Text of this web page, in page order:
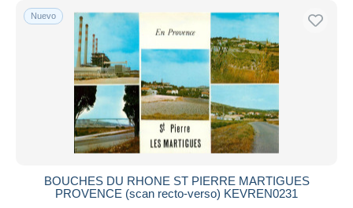
Nuevo
BOUCHES DU RHONE ST PIERRE MARTIGUES
PROVENCE (scan recto-verso) KEVREN0231